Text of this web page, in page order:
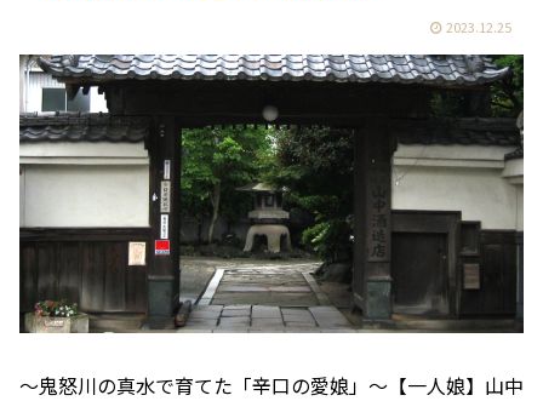
2023.12.25
～鬼怒川の真水で育てた「辛口の愛娘」～【一人娘】山中